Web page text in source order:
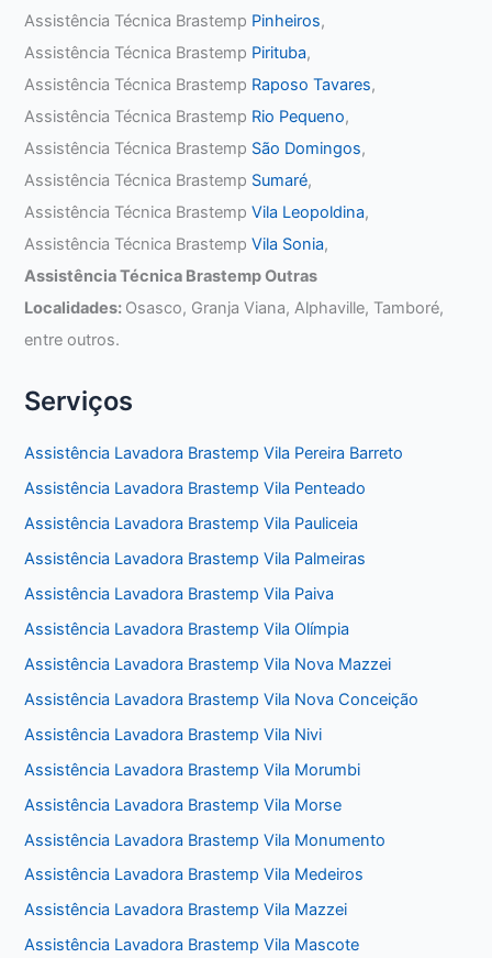
Assistência Técnica Brastemp Pinheiros,
Assistência Técnica Brastemp Pirituba,
Assistência Técnica Brastemp Raposo Tavares,
Assistência Técnica Brastemp Rio Pequeno,
Assistência Técnica Brastemp São Domingos,
Assistência Técnica Brastemp Sumaré,
Assistência Técnica BrastempVila Leopoldina,
Assistência Técnica BrastempVila Sonia,
Assistência Técnica Brastemp Outras
Localidades: Osasco, Granja Viana, Alphaville, Tamboré,
entre outros.
Serviços
Assistência Lavadora Brastemp Vila Pereira Barreto
Assistência Lavadora Brastemp Vila Penteado
Assistência Lavadora Brastemp Vila Pauliceia
Assistência Lavadora Brastemp Vila Palmeiras
Assistência Lavadora Brastemp Vila Paiva
Assistência Lavadora Brastemp Vila Olímpia
Assistência Lavadora Brastemp Vila Nova Mazzei
Assistência Lavadora Brastemp Vila Nova Conceição
Assistência Lavadora Brastemp Vila Nivi
Assistência Lavadora Brastemp Vila Morumbi
Assistência Lavadora Brastemp Vila Morse
Assistência Lavadora Brastemp Vila Monumento
Assistência Lavadora Brastemp Vila Medeiros
Assistência Lavadora Brastemp Vila Mazzei
Assistência Lavadora Brastemp Vila Mascote